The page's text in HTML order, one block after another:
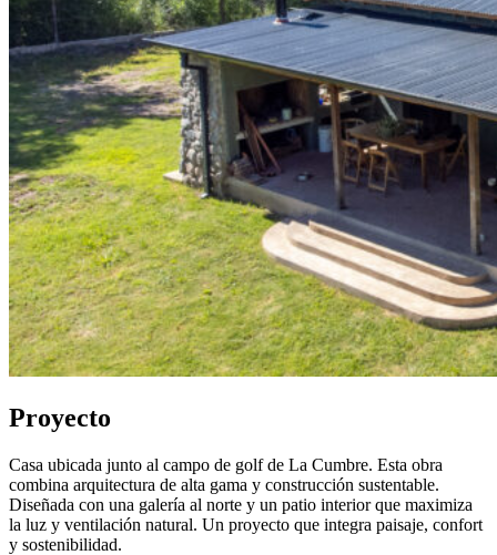
Proyecto
Casa ubicada junto al campo de golf de La Cumbre. Esta obra
combina arquitectura de alta gama y construcción sustentable.
Diseñada con una galería al norte y un patio interior que maximiza
la luz y ventilación natural. Un proyecto que integra paisaje, confort
y sostenibilidad.